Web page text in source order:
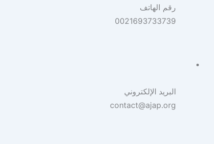
رقم الهاتف
0021693733739
البريد الإلكتروني
contact@ajap.org